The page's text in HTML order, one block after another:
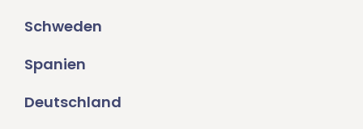
Schweden
Spanien
Deutschland